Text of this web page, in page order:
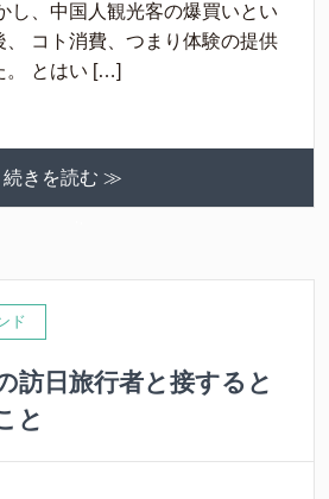
し、中国人観光客の爆買いとい
、 コト消費、つまり体験の提供
。 とはい […]
続きを読む ≫
ド
訪日旅行者と接すると
と